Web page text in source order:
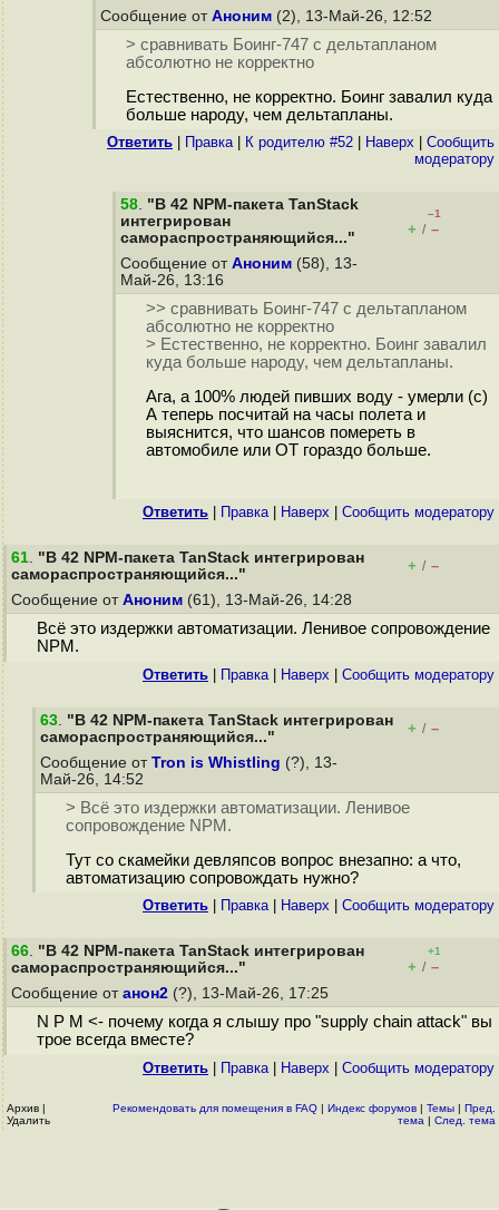
Сообщение от Аноним (2), 13-Май-26, 12:52
> сравнивать Боинг-747 с дельтапланом
абсолютно не корректно
Естественно, не корректно. Боинг завалил куда
больше народу, чем дельтапланы.
Ответить Правка| К родителю #52 Наверх
Cообщить
модератору
58. "В 42 NPM-пакета TanStack
интегрирован
самораспространяющийся..."
–1
+ / –
Сообщение от Аноним (58), 13-
Май-26, 13:16
>> сравнивать Боинг-747 с дельтапланом
абсолютно не корректно
> Естественно, не корректно. Боинг завалил
куда больше народу, чем дельтапланы.
Ага, а 100% людей пивших воду - умерли (с)
А теперь посчитай на часы полета и
выяснится, что шансов помереть в
автомобиле или ОТ гораздо больше.
Ответить Правка| Наверх Cообщить модератору
61. "В 42 NPM-пакета TanStack интегрирован
самораспространяющийся..."
+ / –
Сообщение от Аноним (61), 13-Май-26, 14:28
Всё это издержки автоматизации. Ленивое сопровождение
NPM.
Ответить Правка| Наверх Cообщить модератору
63. "В 42 NPM-пакета TanStack интегрирован
самораспространяющийся..."
+ / –
Сообщение от Tron is Whistling (?), 13-
Май-26, 14:52
> Всё это издержки автоматизации. Ленивое
сопровождение NPM.
Тут со скамейки девляпсов вопрос внезапно: а что,
автоматизацию сопровождать нужно?
Ответить Правка| Наверх Cообщить модератору
66. "В 42 NPM-пакета TanStack интегрирован
самораспространяющийся..."
+1
+ / –
Сообщение от анон2 (?), 13-Май-26, 17:25
N P M <- почему когда я слышу про "supply chain attack" вы
трое всегда вместе?
Ответить Правка| Наверх Cообщить модератору
Архив |
Удалить
Рекомендовать для помещения в FAQ | Индекс форумов | Темы | Пред.
тема | След. тема